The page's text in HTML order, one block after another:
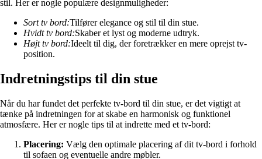
stil. Her er nogle populære designmuligheder:
Sort tv bord:Tilfører elegance og stil til din stue.
Hvidt tv bord:Skaber et lyst og moderne udtryk.
Højt tv bord:Ideelt til dig, der foretrækker en mere oprejst tv-
position.
Indretningstips til din stue
Når du har fundet det perfekte tv-bord til din stue, er det vigtigt at
tænke på indretningen for at skabe en harmonisk og funktionel
atmosfære. Her er nogle tips til at indrette med et tv-bord:
Placering: Vælg den optimale placering af dit tv-bord i forhold
til sofaen og eventuelle andre møbler.